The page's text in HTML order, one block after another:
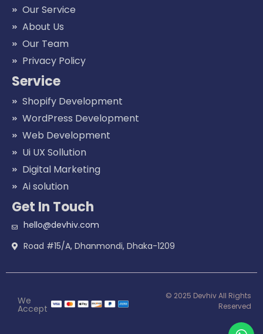
Our Service
About Us
Our Team
Privacy Policy
Service
Shopify Development
WordPress Development
Web Development
Ui UX Sollution
Digital Marketing
Ai solution
Get In Touch
hello@devhiv.com
Road #15/A, Dhanmondi, Dhaka-1209
We
Accept
© 2025 Devhiv All Rights
Reserved